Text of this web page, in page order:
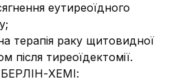
еутиреоїдного
терапія раку щитовидної
після тиреоїдектомії.
ХЕМІ: